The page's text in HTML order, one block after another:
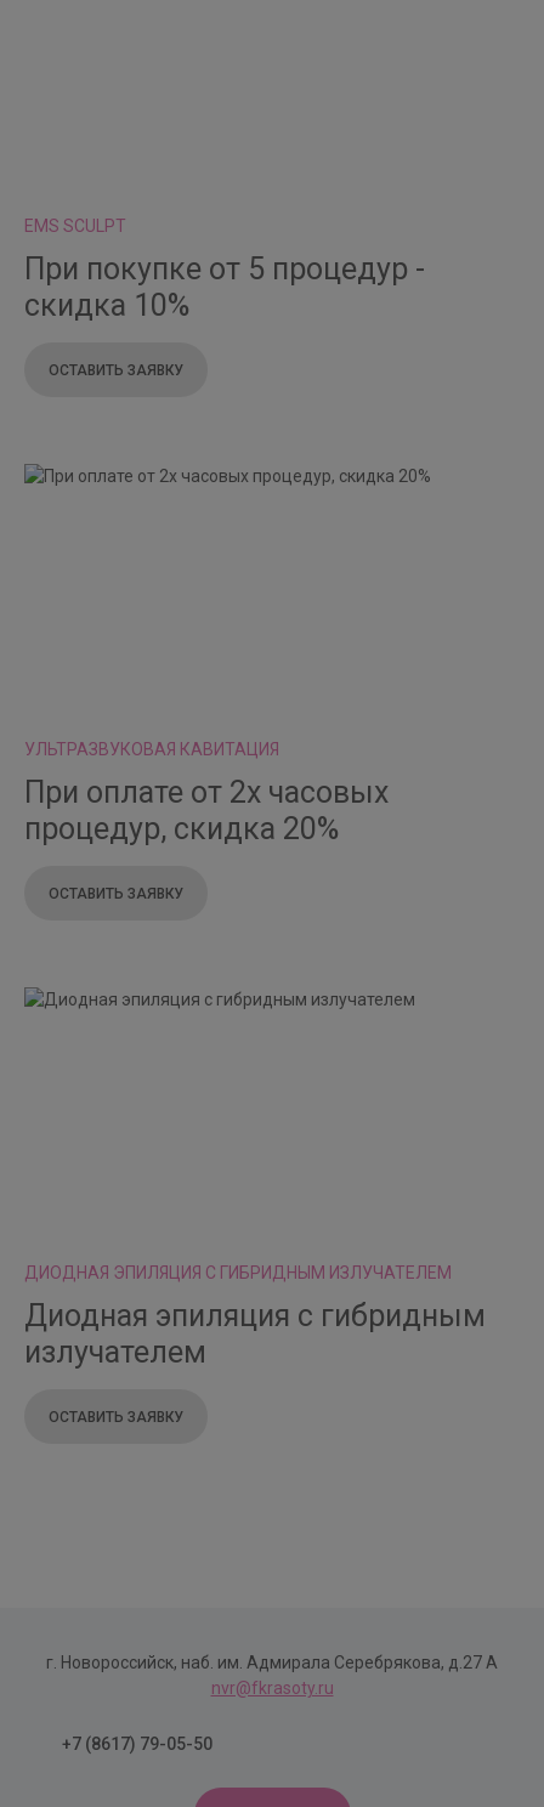
EMS SCULPT
При покупке от 5 процедур -
скидка 10%
ОСТАВИТЬ ЗАЯВКУ
УЛЬТРАЗВУКОВАЯ КАВИТАЦИЯ
При оплате от 2х часовых
процедур, скидка 20%
ОСТАВИТЬ ЗАЯВКУ
ДИОДНАЯ ЭПИЛЯЦИЯ С ГИБРИДНЫМ ИЗЛУЧАТЕЛЕМ
Диодная эпиляция с гибридным
излучателем
ОСТАВИТЬ ЗАЯВКУ
г. Новороссийск, наб. им. Адмирала Серебрякова, д.27 А
nvr@fkrasoty.ru
+7 (8617) 79-05-50